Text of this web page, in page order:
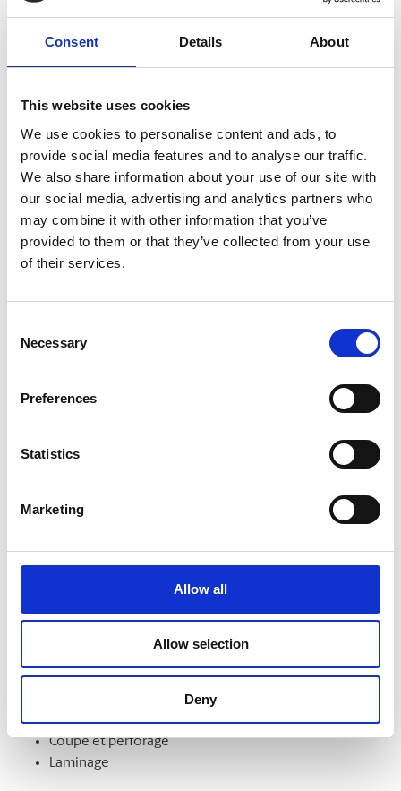
Consent Details About
This website uses cookies
We use cookies to personalise content and ads, to
provide social media features and to analyse our traffic.
We also share information about your use of our site with
our social media, advertising and analytics partners who
may combine it with other information that you’ve
provided to them or that they’ve collected from your use
of their services.
Selection
Necessary
Preferences
Statistics
Marketing
Allow all
Allow selection
Deny
Banderoles
Des salons commerciaux aux inaugurations officielles, les
banderoles attirent l’attention et communiquent votre
message avec force. Nous offrons des banderoles de
dimensions standards ou sur mesure. Nous pouvons même
les monter sur un support pour afficher clairement votre
présence.
affiches d’allure professionnelle dans un vaste choix de
formats. Nous pouvons aussi les monter sur un support et
Finition de documents
Démarquez-vous par la qualité de vos documents et de vos
Reliure
Mise en bloc
Coupe et perforage
Laminage